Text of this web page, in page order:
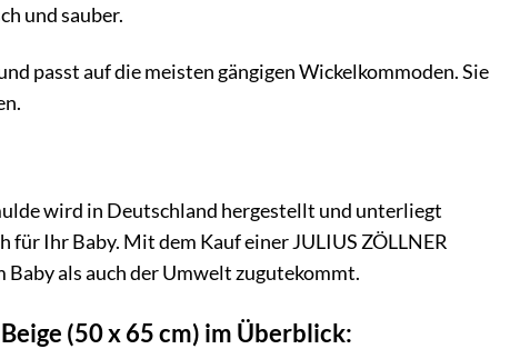
und sauber.
passt auf die meisten gängigen Wickelkommoden. Sie
wird in Deutschland hergestellt und unterliegt
Ihr Baby. Mit dem Kauf einer JULIUS ZÖLLNER
als auch der Umwelt zugutekommt.
(50 x 65 cm) im Überblick: